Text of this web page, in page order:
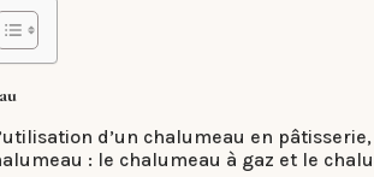
d’un chalumeau en
: le chalumeau à gaz et le